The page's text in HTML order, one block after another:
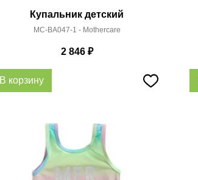
Купальник детский
MC-BA047-1 - Mothercare
2 846₽
В корзину